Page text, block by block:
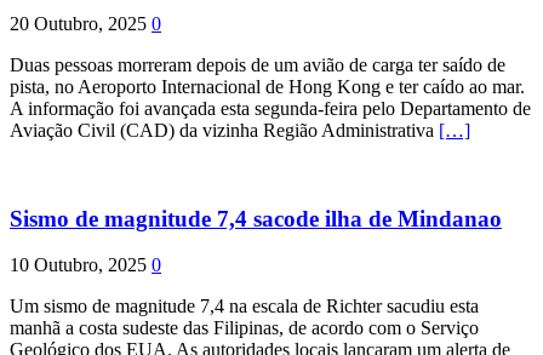
20 Outubro, 2025 0
Duas pessoas morreram depois de um avião de carga ter saído de
pista, no Aeroporto Internacional de Hong Kong e ter caído ao mar.
A informação foi avançada esta segunda-feira pelo Departamento de
Aviação Civil (CAD) da vizinha Região Administrativa […]
Sismo de magnitude 7,4 sacode ilha de Mindanao
10 Outubro, 2025 0
Um sismo de magnitude 7,4 na escala de Richter sacudiu esta
manhã a costa sudeste das Filipinas, de acordo com o Serviço
Geológico dos EUA. As autoridades locais lançaram um alerta de